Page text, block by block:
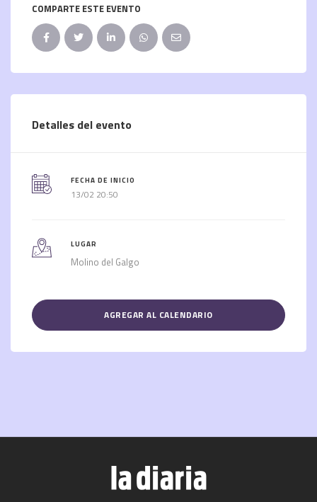
COMPARTE ESTE EVENTO
Detalles del evento
FECHA DE INICIO
13/02 20:50
LUGAR
Molino del Galgo
AGREGAR AL CALENDARIO